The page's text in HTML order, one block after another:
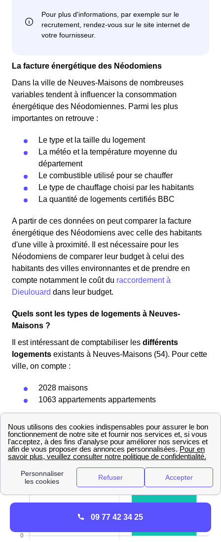
La facture énergétique des Néodomiens
Dans la ville de Neuves-Maisons de nombreuses
variables tendent à influencer la consommation
énergétique des Néodomiennes. Parmi les plus
importantes on retrouve :
Le type et la taille du logement
La météo et la température moyenne du
département
Le combustible utilisé pour se chauffer
Le type de chauffage choisi par les habitants
La quantité de logements certifiés BBC
A partir de ces données on peut comparer la facture
énergétique des Néodomiens avec celle des habitants
d'une ville à proximité. Il est nécessaire pour les
Néodomiens de comparer leur budget à celui des
habitants des villes environnantes et de prendre en
compte notamment le coût du raccordement à
Dieulouard dans leur budget.
Quels sont les types de logements à Neuves-
Maisons ?
Il est intéressant de comptabiliser les différents
logements existants à Neuves-Maisons (54). Pour cette
ville, on compte :
2028 maisons
1063 appartements appartements
compte des proportions des types de logements
présents à Neuves-Maisons :
09 77 42 34 25